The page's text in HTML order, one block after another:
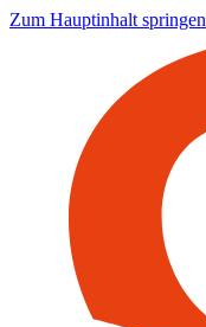
Zum Hauptinhalt springen